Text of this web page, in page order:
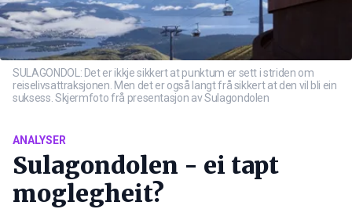
SULAGONDOL: Det er ikkje sikkert at punktum er sett i striden om
reiselivsattraksjonen. Men det er også langt frå sikkert at den vil bli ein
suksess. Skjermfoto frå presentasjon av Sulagondolen
ANALYSER
Sulagondolen - ei tapt
moglegheit?